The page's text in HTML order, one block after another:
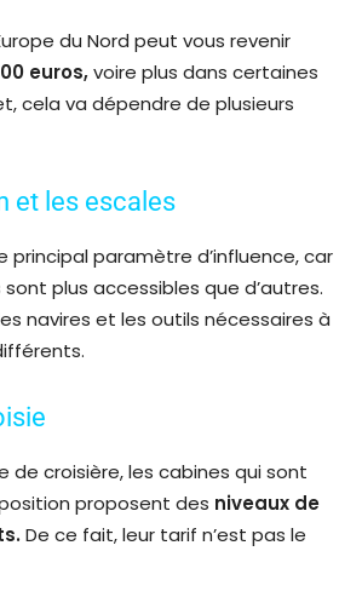
du Nord peut vous revenir
euros,voire plus dans certaines
cela va dépendre de plusieurs
et les escales
principal paramètre d’influence, car
plus accessibles que d’autres.
navires et les outils nécessaires à
de croisière, les cabines qui sont
proposent des niveaux de
De ce fait, leur tarif n’est pas le